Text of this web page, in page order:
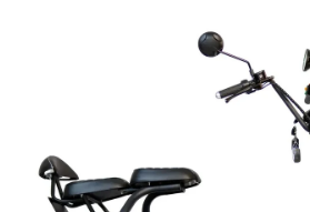
Ativar tradutor em libras